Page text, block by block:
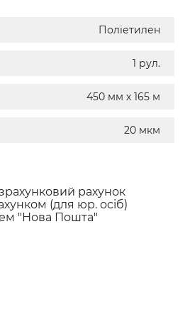
Поліетилен
1 рул.
450 мм х 165 м
20 мкм
рахунок
(для юр. осіб)
"Нова Пошта"